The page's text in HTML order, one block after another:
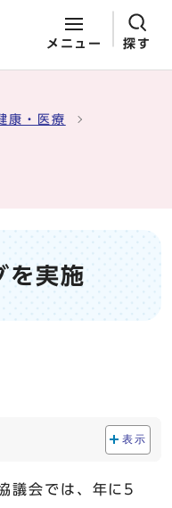
メニュー 探す
康・医療
を実施
表示
議会では、年に5